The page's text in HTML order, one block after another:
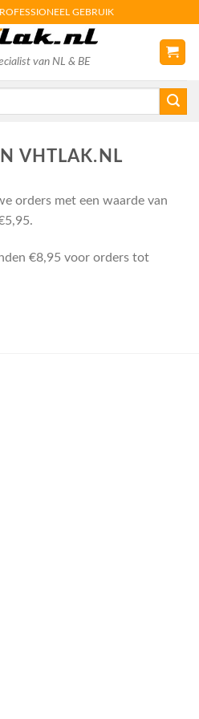
GEBRUIK
van NL & BE
VHTLAK.NL
orders met een waarde van
€8,95 voor orders tot